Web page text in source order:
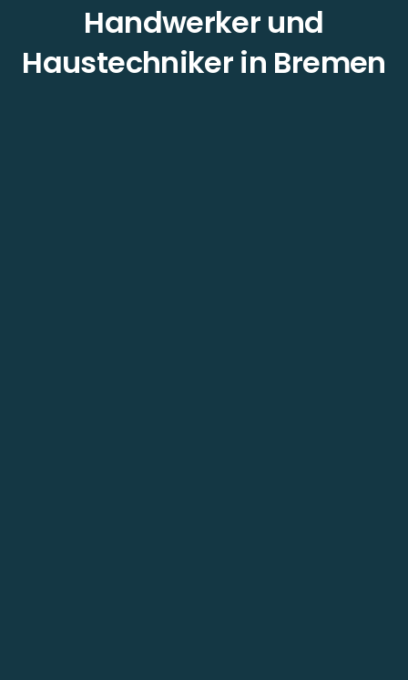
Handwerker und
Haustechniker in Bremen